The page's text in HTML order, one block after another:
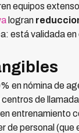
equipos
logran
está validada
en nómina de
de
entrenamiento
de personal